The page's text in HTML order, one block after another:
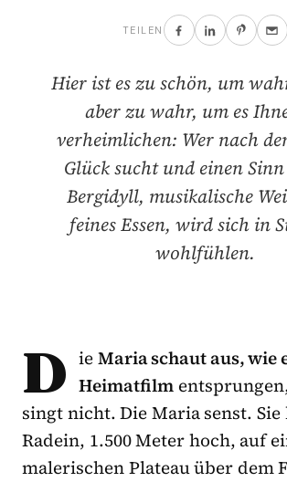
TEILEN
Hier ist es zu schön, um
aber zu wahr, um es
verheimlichen: Wer nach
Glück sucht und einen
Bergidyll, musikalische
feines Essen, wird sich in
wohlfühlen.
D ieMaria schaut aus, wie
Heimatfilm
singt nicht. Die Maria senst.
Radein, 1.500 Meter hoch, auf
malerischen Plateau über dem